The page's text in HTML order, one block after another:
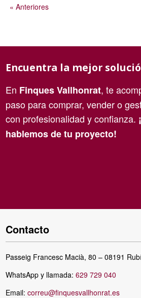
« Anteriores
Encuentra la mejor
En Finques Vallhonrat, te
paso para comprar, vender o
con profesionalidad y confianza.
hablemos de tu proyecto!
Contacto
Passeig Francesc Macià, 80 – 08191
WhatsApp y llamada:629 729 040
Email:correu@finquesvallhonrat.es